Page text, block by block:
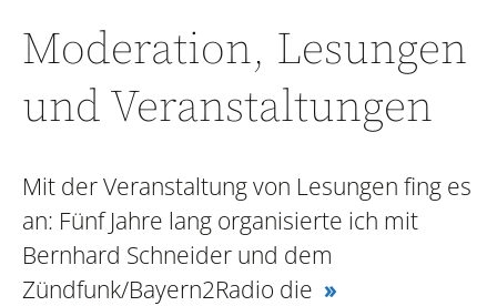
Moderation, Lesungen
und Veranstaltungen
Mit der Veranstaltung von Lesungen fing es
an: Fünf Jahre lang organisierte ich mit
Bernhard Schneider und dem
Zündfunk/Bayern2Radio die »